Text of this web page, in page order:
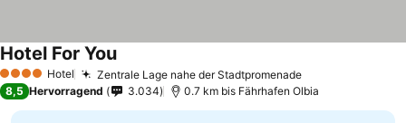
4 Sterne Hotel Zentrale Lage nahe der Stadtpromenade
Hotel For You
8,5 Hervorragend 3.034 0.7 km bis Fährhafen Olbia